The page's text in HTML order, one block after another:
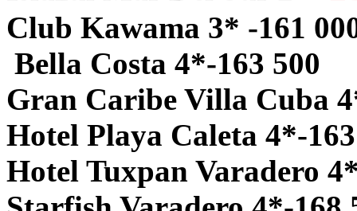
Club Kawama 3* -161
Bella Costa 4*-163 500
Gran Caribe Villa Cuba
Hotel Playa Caleta 4*-
Hotel Tuxpan Varadero